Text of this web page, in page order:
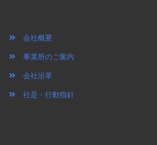
会社概要
事業所のご案内
会社沿革
社是・行動指針